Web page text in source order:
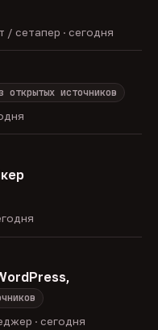
/ сетапер · сегодня
открытых источников
· сегодня